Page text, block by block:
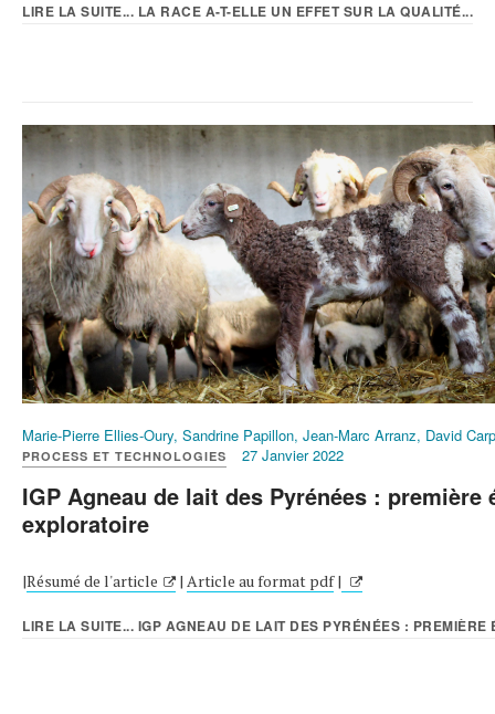
LIRE LA SUITE... LA RACE A-T-ELLE UN EFFET SUR LA QUALITÉ...
Marie-Pierre Ellies-Oury, Sandrine Papillon, Jean-Marc Arranz, David
PROCESS ET TECHNOLOGIES 27 Janvier 2022
IGP Agneau de lait des Pyrénées : première
exploratoire
|Résumé de l'article | Article au format pdf|
LIRE LA SUITE... IGP AGNEAU DE LAIT DES PYRÉNÉES : PREMIÈRE